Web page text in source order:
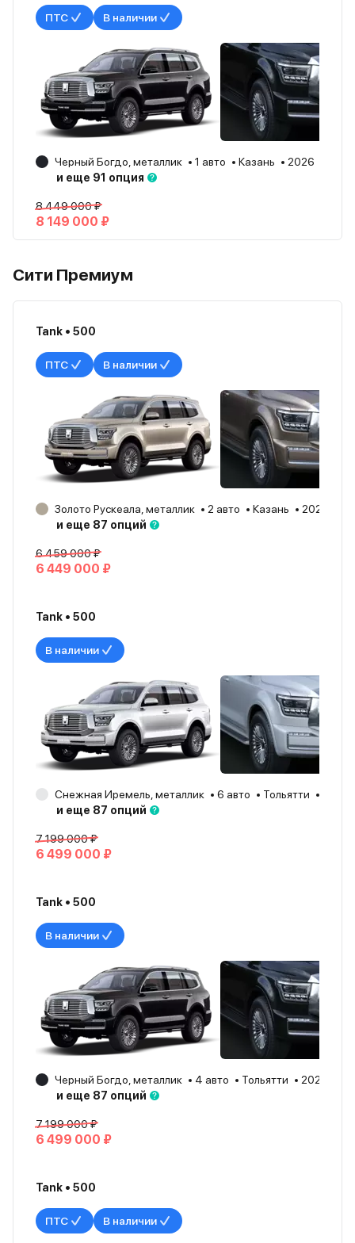
ПТС В наличии
Черный Богдо, металлик 1 авто Казань
2026
и еще 91 опция
8 449 000 ₽
8 149 000 ₽
Сити Премиум
Tank • 500
ПТС В наличии
Золото Рускеала, металлик 2 авто Казань
2023
и еще 87 опций
6 459 000 ₽
6 449 000 ₽
Tank • 500
В наличии
Снежная Иремель, металлик 6 авто Тольятти
и еще 87 опций
7 199 000 ₽
6 499 000 ₽
Tank • 500
В наличии
Черный Богдо, металлик 4 авто Тольятти
2026
и еще 87 опций
7 199 000 ₽
6 499 000 ₽
Tank • 500
ПТС В наличии